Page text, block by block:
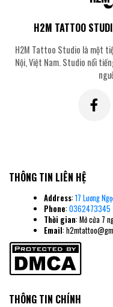
H2M TATTOO
H2M Tattoo Studio là một
Nội, Việt Nam. Studio nổi
THÔNG TIN LIÊN HỆ
Address: 17 Lương
Phone: 0362473345
Thời gian: Mở cửa 7
Email:
THÔNG TIN CHÍNH